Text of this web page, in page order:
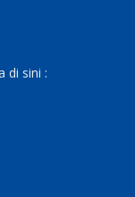
di sini :